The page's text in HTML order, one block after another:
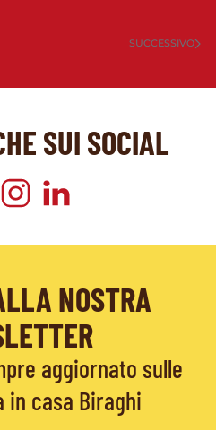
SUCCESSIVO
SUI SOCIAL
NOSTRA
aggiornato sulle
in casa Biraghi